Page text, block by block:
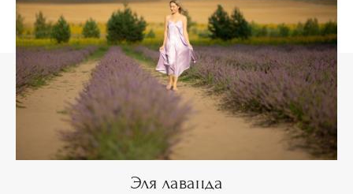
Эля лаванда